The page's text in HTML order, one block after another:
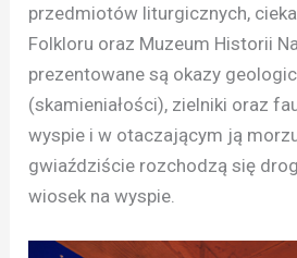
przedmiotów liturgicznych,
Folkloru oraz Muzeum Historii
prezentowane są okazy
(skamieniałości), zielniki oraz
wyspie i w otaczającym ją
gwiaździście rozchodzą się
wiosek na wyspie.